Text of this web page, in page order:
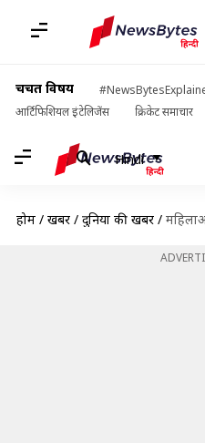
चर्चित विषय
आर्टिफिशियल इंटेलिजेंस
क्रिकेट समाचार
Hindi
होम / खबरें / दुनिया की खबरें / महिलाओं के